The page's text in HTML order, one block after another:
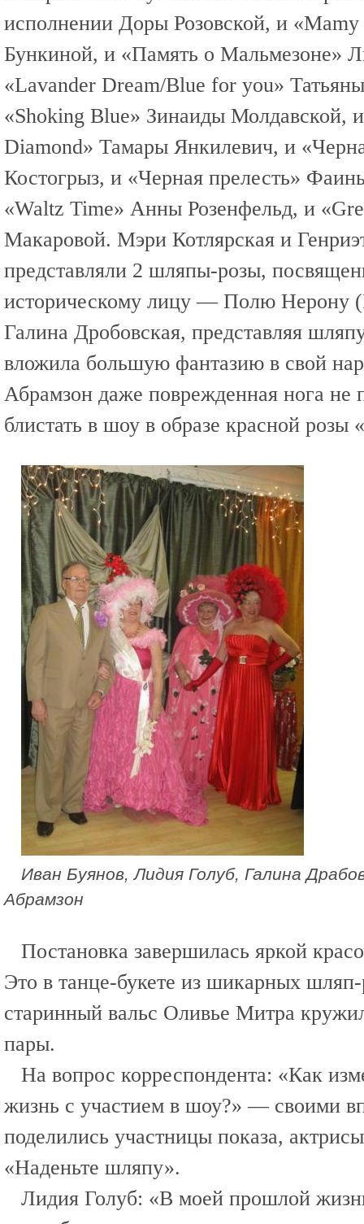
исполнении Доры Розовской, и
Бункиной, и «Память о Мальмезоне»
«Lavander Dream/Blue for you»
«Shoking Blue» Зинаиды Молдавской,
Diamond» Тамары Янкилевич, и
Костогрыз, и «Черная прелесть»
«Waltz Time» Анны Розенфельд, и
Макаровой. Мэри Котлярская и
представляли 2 шляпы-розы,
историческому лицу — Полю Нерону
Галина Дробовская, представляя
вложила большую фантазию в свой
Абрамзон даже поврежденная нога не
блистать в шоу в образе красной
Иван Буянов, Лидия Голуб, Галина
Абрамзон
Постановка завершилась яркой
Это в танце-букете из шикарных шляп-
старинный вальс Оливье Митра
пары.
На вопрос корреспондента: «Как
жизнь с участием в шоу?» — своими
поделились участницы показа,
«Наденьте шляпу».
Лидия Голуб: «В моей прошлой